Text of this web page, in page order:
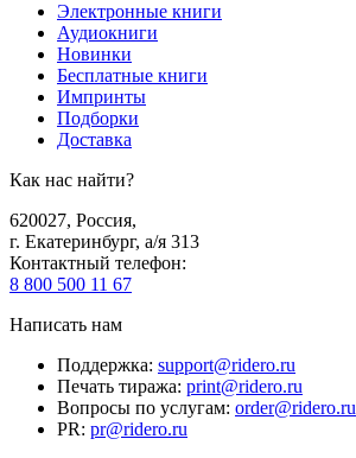
Электронные книги
Аудиокниги
Новинки
Бесплатные книги
Импринты
Подборки
Доставка
Как нас найти?
620027, Россия,
г. Екатеринбург, а/я 313
Контактный телефон:
8 800 500 11 67
Написать нам
Поддержка: support@ridero.ru
Печать тиража: print@ridero.ru
Вопросы по услугам: order@ridero.ru
PR: pr@ridero.ru